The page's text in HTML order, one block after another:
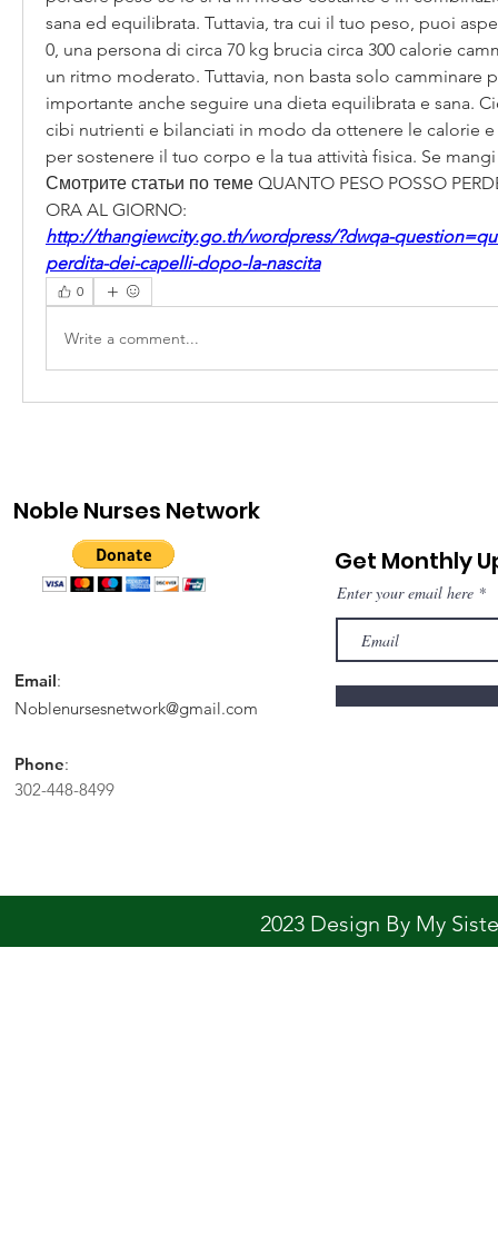
sana ed equilibrata. Tuttavia, tra cui il tuo peso, puoi
0, una persona di circa 70 kg brucia circa 300 calorie
un ritmo moderato. Tuttavia, non basta solo camminare
importante anche seguire una dieta equilibrata e sana.
cibi nutrienti e bilanciati in modo da ottenere le calorie e
per sostenere il tuo corpo e la tua attività fisica. Se
Смотрите статьи по теме QUANTO PESO POSSO
ORA AL GIORNO:
http://thangiewcity.go.th/wordpress/?dwqa-
perdita-dei-capelli-dopo-la-nascita
0
Write a comment...
Noble Nurses Network
Email:
Noblenursesnetwork@gmail.com
Phone:
302-448-8499
Get Monthly
Enter your email here
2023 Design By My